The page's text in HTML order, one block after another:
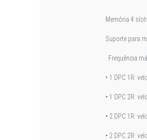
Memória 4
Suporte para
. Frequência
• 1 DPC 1R:
• 1 DPC 2R:
• 2 DPC 1R:
• 2 DPC 2R: